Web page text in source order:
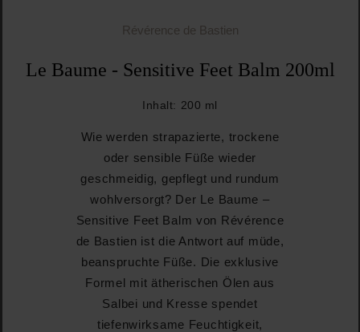
Révérence de Bastien
Le Baume - Sensitive Feet Balm 200ml
Inhalt: 200 ml
Wie werden strapazierte, trockene
oder sensible Füße wieder
geschmeidig, gepflegt und rundum
wohlversorgt? Der Le Baume –
Sensitive Feet Balm von Révérence
de Bastien ist die Antwort auf müde,
beanspruchte Füße. Die exklusive
Formel mit ätherischen Ölen aus
Salbei und Kresse spendet
tiefenwirksame Feuchtigkeit,